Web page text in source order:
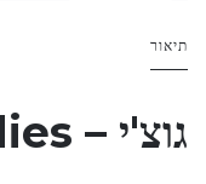
תיאור
גוצ'י – GUCCI Hoodies